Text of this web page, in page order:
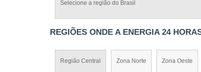
Selecione a região do Brasil
REGIÕES ONDE A ENERGIA 24
Região Central Zona Norte Zona Oeste